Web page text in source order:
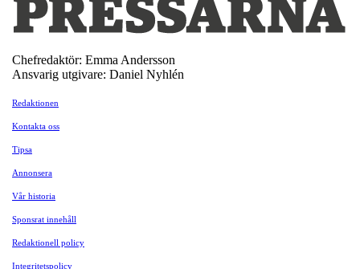
Chefredaktör: Emma Andersson
Ansvarig utgivare: Daniel Nyhlén
Redaktionen
Kontakta oss
Tipsa
Annonsera
Vår historia
Sponsrat innehåll
Redaktionell policy
Integritetspolicy